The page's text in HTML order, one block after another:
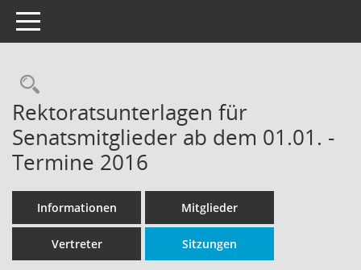
Toggle navigation
Rechercheauswahl
Rektoratsunterlagen für
Senatsmitglieder ab dem 01.01. -
Termine 2016
Informationen Mitglieder
Vertreter Sitzungen